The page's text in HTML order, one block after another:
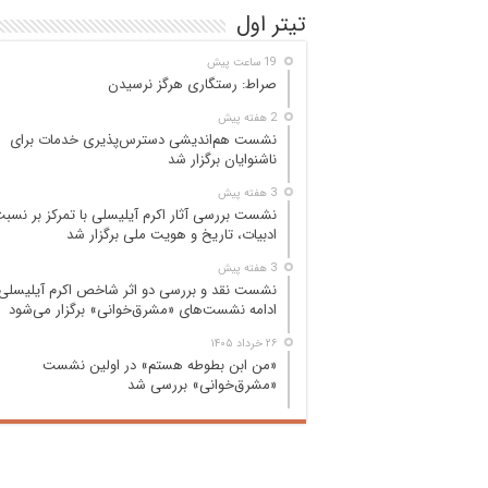
تیتر اول
19 ساعت پیش
صراط: رستگاری هرگز نرسیدن
2 هفته پیش
نشست هم‌اندیشی دسترس‌پذیری خدمات برای
ناشنوایان برگزار شد
3 هفته پیش
نشست بررسی آثار اکرم آیلیسلی با تمرکز بر
ادبیات، تاریخ و هویت ملی برگزار شد
3 هفته پیش
نشست نقد و بررسی دو اثر شاخص اکرم
ادامه نشست‌های «مشرق‌خوانی» برگزار می‌شود
۲۶ خرداد ۱۴۰۵
«من ابن بطوطه هستم» در اولین نشست
«مشرق‌خوانی» بررسی شد